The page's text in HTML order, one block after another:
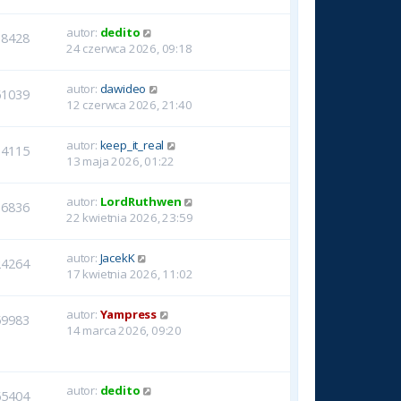
autor: dedito
24 czerwca 2026, 09:18
autor: dawideo
12 czerwca 2026, 21:40
autor: keep_it_real
13 maja 2026, 01:22
autor: LordRuthwen
22 kwietnia 2026, 23:59
autor: JacekK
17 kwietnia 2026, 11:02
autor: Yampress
14 marca 2026, 09:20
autor: dedito